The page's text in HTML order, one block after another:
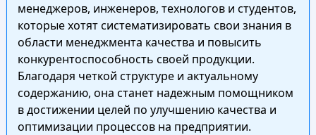
менеджеров, инженеров, технологов и студентов,
которые хотят систематизировать свои знания в
области менеджмента качества и повысить
конкурентоспособность своей продукции.
Благодаря четкой структуре и актуальному
содержанию, она станет надежным помощником
в достижении целей по улучшению качества и
оптимизации процессов на предприятии.